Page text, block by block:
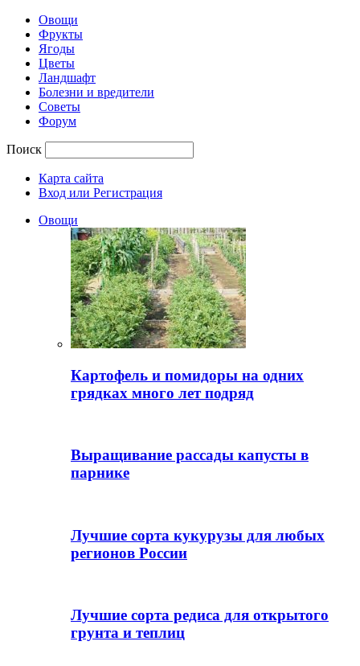
Овощи
Фрукты
Ягоды
Цветы
Ландшафт
Болезни и вредители
Советы
Форум
Поиск
Карта сайта
Вход или Регистрация
Овощи
Картофель и помидоры на одних
грядках много лет подряд
Выращивание рассады капусты в
парнике
Лучшие сорта кукурузы для любых
регионов России
Лучшие сорта редиса для открытого
грунта и теплиц